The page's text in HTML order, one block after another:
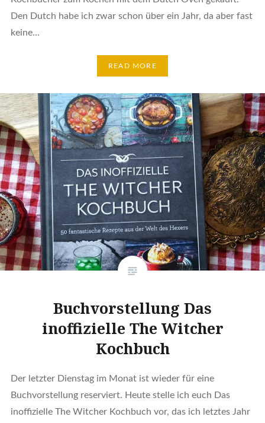
Den Dutch habe ich zwar schon über ein Jahr, da aber fast
keine…
READ MORE
Buchvorstellung Das
inoffizielle The Witcher
Kochbuch
Der letzter Dienstag im Monat ist wieder für eine
Buchvorstellung reserviert. Heute stelle ich euch Das
inoffizielle The Witcher Kochbuch vor, das ich letztes Jahr